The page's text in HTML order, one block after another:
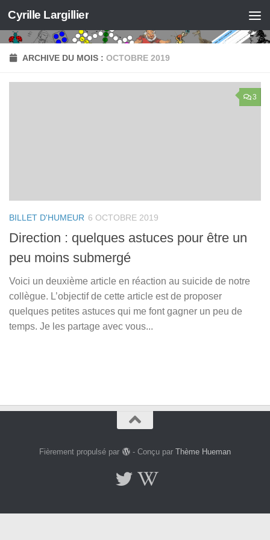
Skip to content
Cyrille Largillier
ARCHIVE DU MOIS : OCTOBRE 2019
3
BILLET D'HUMEUR 6 OCTOBRE 2019
Direction : quelques astuces pour être un
peu moins submergé
Voici un deuxième article en réaction au suicide de notre
collègue. L’objectif de cette article est de proposer
quelques petites astuces qui me font gagner un peu de
temps. Je les partage avec vous...
Fièrement propulsé par - Conçu par Thème Hueman